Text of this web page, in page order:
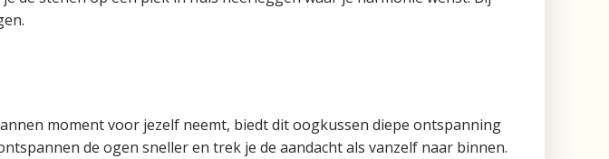
moment voor jezelf neemt, biedt dit oogkussen diepe ontspanning
de ogen sneller en trek je de aandacht als vanzelf naar binnen.